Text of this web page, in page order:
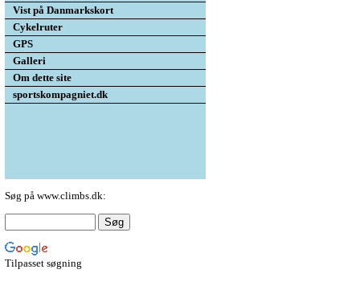
Vist på Danmarkskort
Cykelruter
GPS
Galleri
Om dette site
sportskompagniet.dk
Søg på www.climbs.dk:
Tilpasset søgning